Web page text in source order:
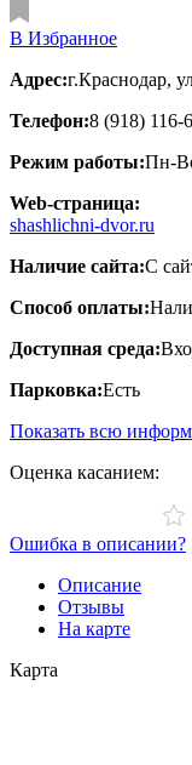
В Избранное
Адрес:г.Краснодар,
Телефон:8 (918) 116-
Режим работы:Пн-
Web-страница:
shashlichni-dvor.ru
Наличие сайта:С
Способ оплаты:
Доступная среда:
Парковка:Есть
Показать всю
Оценка касанием:
Ошибка в описании?
Описание
Отзывы
На карте
Карта